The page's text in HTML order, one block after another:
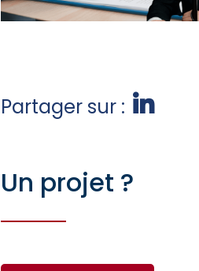
Partager sur :
Un projet ?